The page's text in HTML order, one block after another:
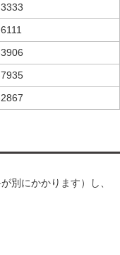
別にかかります）し、